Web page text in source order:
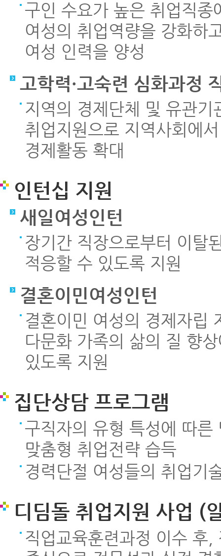
구인 수요가 높은 취업직
여성의 취업역량을 강화하
여성 인력을 양성
고학력·고숙련 심화과정
지역의 경제단체 및 유관기
취업지원으로 지역사회에
경제활동 확대
인턴십 지원
새일여성인턴
장기간 직장으로부터 이탈
적응할 수 있도록 지원
결혼이민여성인턴
결혼이민 여성의 경제자립
다문화 가족의 삶의 질 향
있도록 지원
집단상담 프로그램
구직자의 유형 특성에 따
맞춤형 취업전략 습득
경력단절 여성들의 취업기
디딤돌 취업지원 사업 (
직업교육훈련과정 이수 후